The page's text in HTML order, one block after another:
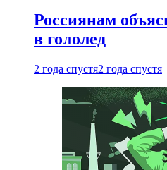
Россиянам
в гололед
2 года спустя2 года спустя